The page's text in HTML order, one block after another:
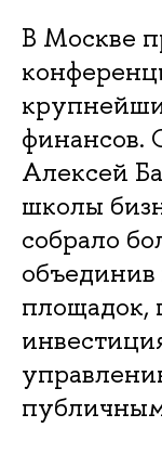
В Москве
финансов.
Алексей
школы
собрало
объединив
площадок,